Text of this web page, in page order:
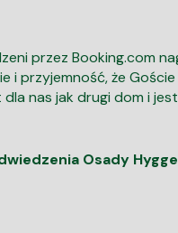
przez Booking.com
i przyjemność, że
nas jak drugi dom i
Osady